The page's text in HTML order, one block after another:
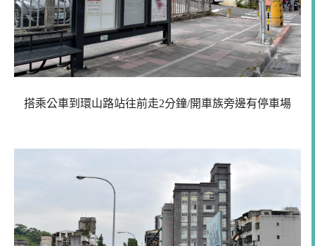
搭乘公車到環山路站往前走2分鐘/開車族旁邊有停車場